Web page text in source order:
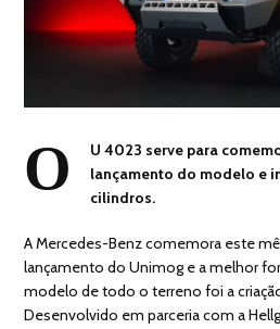
O
U 4023 serve para
lançamento do modelo e
cilindros.
A Mercedes-Benz comemora este
lançamento do Unimog e a melhor
modelo de todo o terreno foi a
Desenvolvido em parceria com a